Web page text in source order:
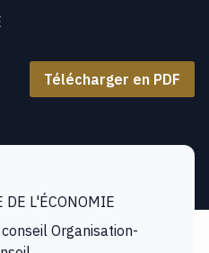
Télécharger en PDF
DE L'ÉCONOMIE
Organisation-